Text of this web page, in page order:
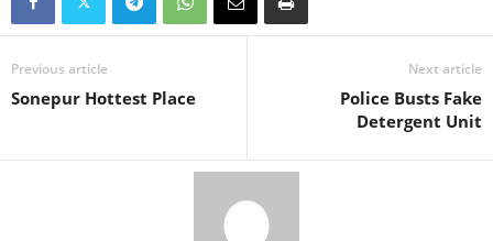
Previous article
Sonepur Hottest Place
Next article
Police Busts Fake
Detergent Unit